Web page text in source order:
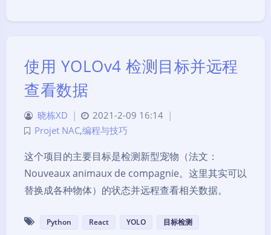
使用 YOLOv4 检测目标并远程
查看数据
晓栋XD | 2021-2-09 16:14 |
Projet NAC,编程与技巧
这个项目的主要目标是检测新型宠物（法文：
Nouveaux animaux de compagnie。这里其实可以
替换成各种物体）的状态并远程查看相关数据。
Python React YOLO 目标检测